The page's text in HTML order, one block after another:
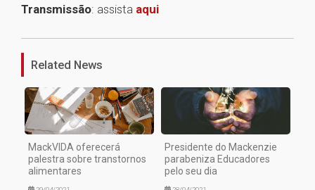
Transmissão: assista aqui
1
Related News
MackVIDA oferecerá
palestra sobre transtornos
alimentares
Presidente do Mackenzie
parabeniza Educadores
pelo seu dia